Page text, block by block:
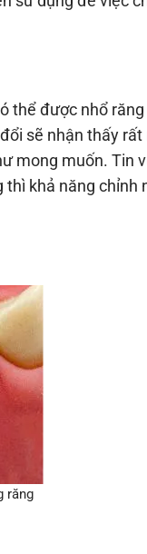
thể được nhổ
sẽ nhận thấy rất
mong muốn. Tin
khả năng chỉnh
răng